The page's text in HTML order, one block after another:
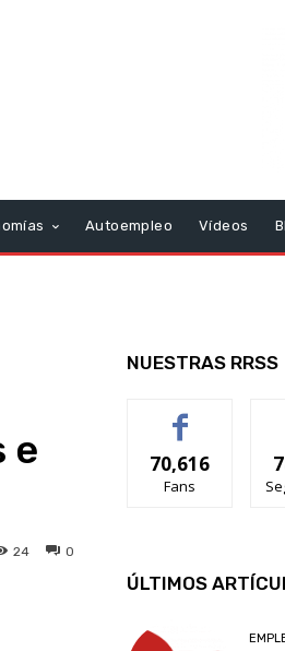
Autoempleo Vídeos
e
0
24
NUESTRAS RRSS
70,616
Fans
ÚLTIMOS